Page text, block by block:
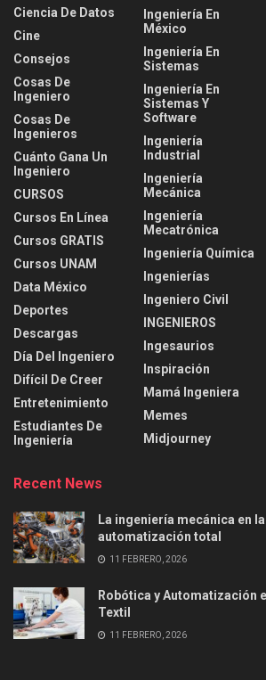
Ciencia De Datos
Cine
Consejos
Cosas De
Ingeniero
Cosas De
Ingenieros
Cuánto Gana Un
Ingeniero
CURSOS
Cursos En Línea
Cursos GRATIS
Cursos UNAM
Data México
Deportes
Descargas
Día Del Ingeniero
Difícil De Creer
Entretenimiento
Estudiantes De
Ingeniería
Ingeniería En
México
Ingeniería En
Sistemas
Ingeniería En
Sistemas Y
Software
Ingeniería
Industrial
Ingeniería
Mecánica
Ingeniería
Mecatrónica
Ingeniería Química
Ingenierías
Ingeniero Civil
INGENIEROS
Ingesaurios
Inspiración
Mamá Ingeniera
Memes
Midjourney
Recent News
La ingeniería mecánica en
automatización total
11 FEBRERO, 2026
Robótica y Automatización
Textil
11 FEBRERO, 2026